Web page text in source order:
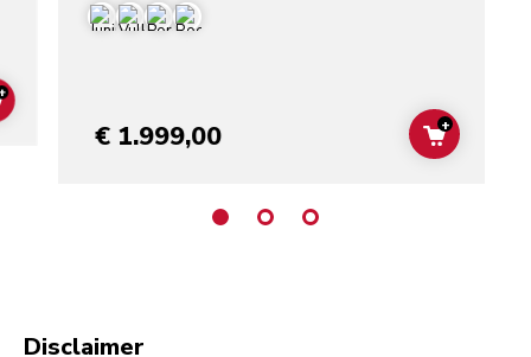
ADD TO CART
€ 1.999,00 ADD TO
+
Disclaimer